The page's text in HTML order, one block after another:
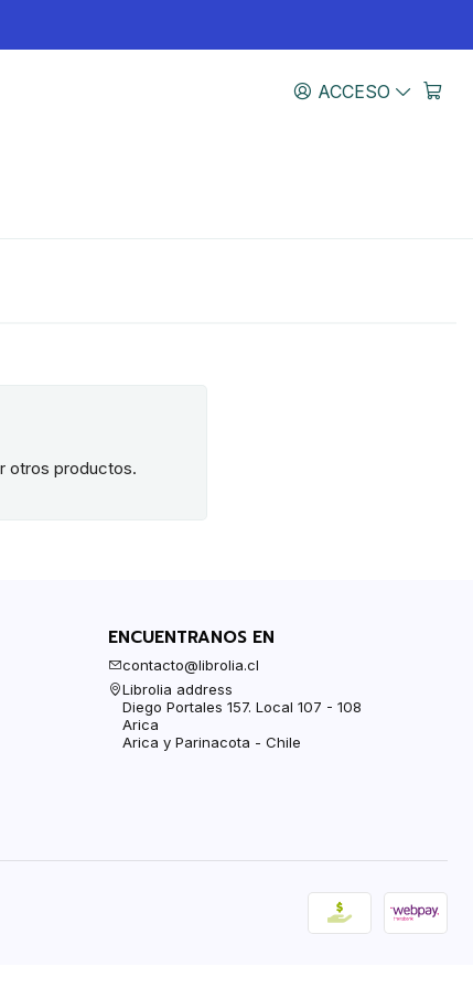
ACCESO
otros productos.
ENCUENTRANOS EN
contacto@librolia.cl
Librolia address
Diego Portales 157. Local 107 - 108
Arica
Arica y Parinacota - Chile